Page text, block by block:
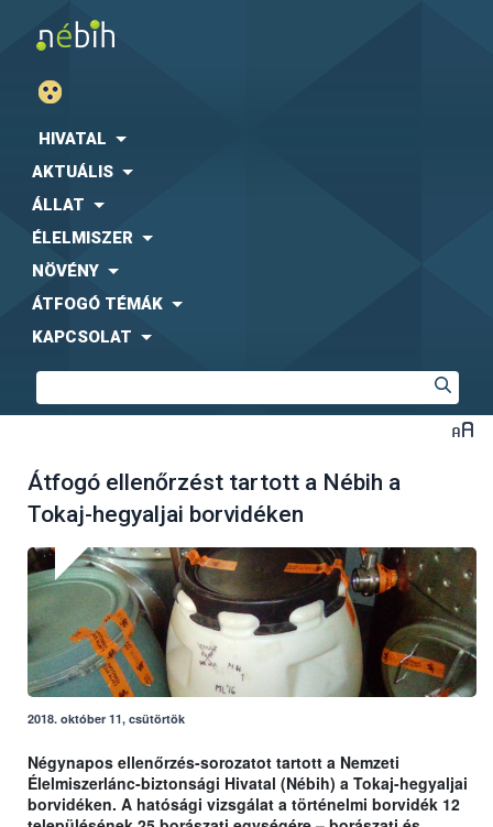
HIVATAL
AKTUÁLIS
ÁLLAT
ÉLELMISZER
NÖVÉNY
ÁTFOGÓ TÉMÁK
KAPCSOLAT
Átfogó ellenőrzést tartott a Nébih a
Tokaj-hegyaljai borvidéken
2018. október 11, csütörtök
Négynapos ellenőrzés-sorozatot tartott a Nemzeti
Élelmiszerlánc-biztonsági Hivatal (Nébih) a Tokaj-hegyaljai
borvidéken. A hatósági vizsgálat a történelmi borvidék 12